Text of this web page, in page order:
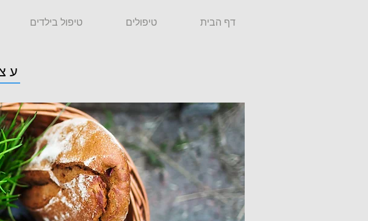
דף הבית טיפולים טיפול בילדים